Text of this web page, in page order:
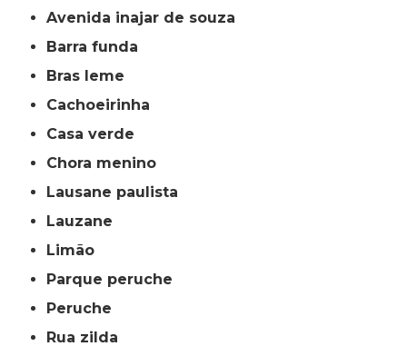
avenida inajar de souza
barra funda
bras leme
cachoeirinha
casa verde
chora menino
lausane paulista
lauzane
limão
parque peruche
peruche
rua zilda